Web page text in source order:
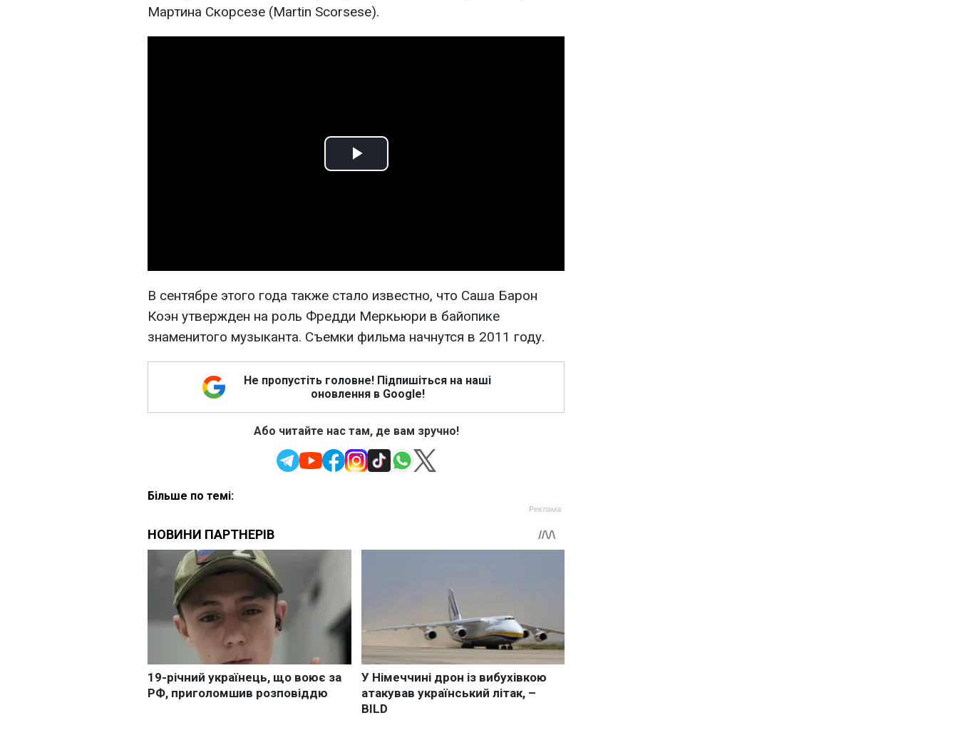
Мартина Скорсезе (Martin Scorsese).
Play
В сентябре этого года также стало известно, что Саша Барон
Коэн утвержден на роль Фредди Меркьюри в байопике
знаменитого музыканта. Съемки фильма начнутся в 2011 году.
Не пропустіть головне! Підпишіться на наші
оновлення в Google!
Або читайте нас там, де вам зручно!
Більше по темі: